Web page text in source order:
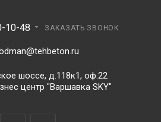
10-48 ЗАКАЗАТЬ ЗВОНОК
шоссе, д.118к1, оф.22
центр "Варшавка SKY"